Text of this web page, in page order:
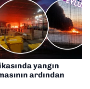
yangın
ardından